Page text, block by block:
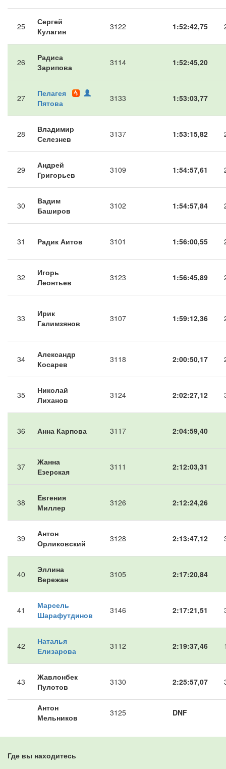
25
Сергей
Кулагин
3122 1:52:42,75
26
Радиса
Зарипова
3114 1:52:45,20
27
Пелагея
Пятова
3133 1:53:03,77
28
Владимир
Селезнев
3137 1:53:15,82
29
Андрей
Григорьев
3109 1:54:57,61
30
Вадим
Баширов
3102 1:54:57,84
31 Радик Аитов 3101 1:56:00,55
32
Игорь
Леонтьев
3123 1:56:45,89
33
Ирик
Галимзянов
3107 1:59:12,36
34
Александр
Косарев
3118 2:00:50,17
35
Николай
Лиханов
3124 2:02:27,12
36 Анна Карпова 3117 2:04:59,40
37
Жанна
Езерская
3111 2:12:03,31
38
Евгения
Миллер
3126 2:12:24,26
39
Антон
Орликовский
3128 2:13:47,12
40
Эллина
Вережан
3105 2:17:20,84
41
Марсель
Шарафутдинов
3146 2:17:21,51
42
Наталья
Елизарова
3112 2:19:37,46
43
Жавлонбек
Пулотов
3130 2:25:57,07
Антон
Мельников
3125 DNF
Где вы находитесь